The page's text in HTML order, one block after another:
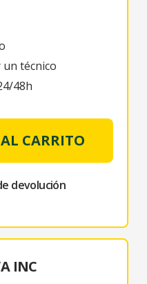
técnico
48h
CARRITO
devolución
INC